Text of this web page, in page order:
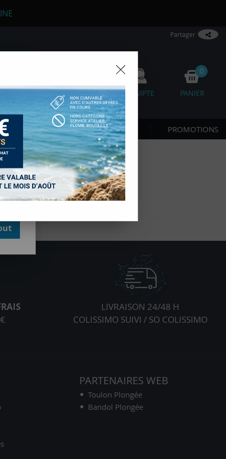
Partager
FAVORIS COMPTE
0
PANIER
& NAGE NOUVEAUTÉS PROMOTIONS
LIVRAISON 24/48 H
COLISSIMO SUIVI / SO COLISSIMO
PARTENAIRES WEB
Toulon Plongée
Bandol Plongée
des
de
aux
sous-
en